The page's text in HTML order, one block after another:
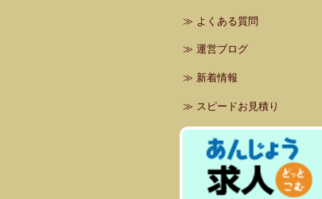
≫ よくある質問
≫ 運営ブログ
≫ 新着情報
≫ スピードお見積り